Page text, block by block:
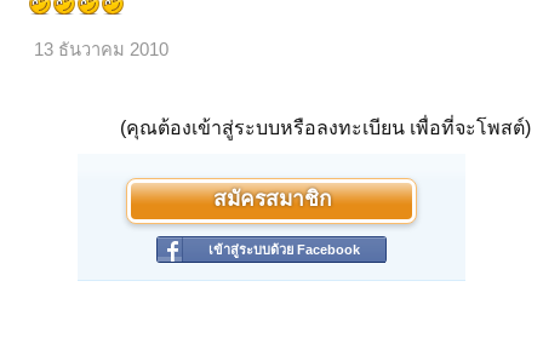
13 ธันวาคม 2010
(คุณต้องเข้าสู่ระบบหรือลงทะเบียน เพื่อที่จะโพสต์)
สมัครสมาชิก
เข้าสู่ระบบด้วย Facebook